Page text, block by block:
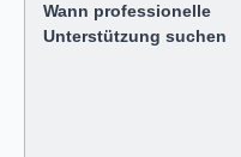
Wann professionelle
Unterstützung suchen